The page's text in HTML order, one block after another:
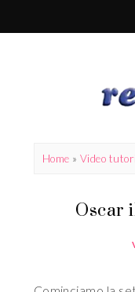
Home » Video
Oscar